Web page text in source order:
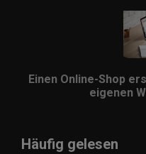
Einen Online-Shop
eigenen
Häufig gelesen